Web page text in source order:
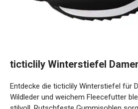
ticticlily Winterstiefel
Entdecke die ticticlily Winterstiefel für
Wildleder und weichem Fleecefutter